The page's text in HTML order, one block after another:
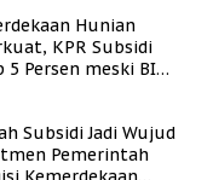
Hunian
KPR Subsidi
5 Persen meski BI
Subsidi Jadi Wujud
Pemerintah